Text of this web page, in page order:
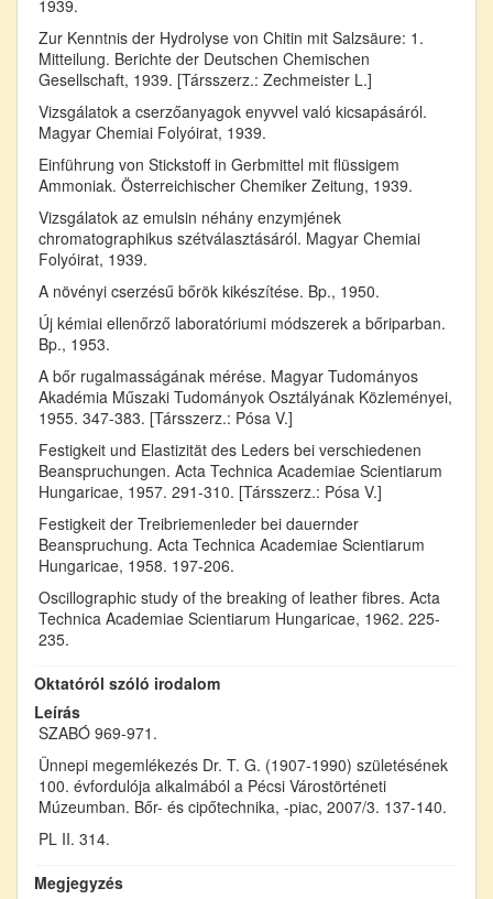
1939.
Zur Kenntnis der Hydrolyse von Chitin mit Salzsäure: 1.
Mitteilung. Berichte der Deutschen Chemischen
Gesellschaft, 1939. [Társszerz.: Zechmeister L.]
Vizsgálatok a cserzőanyagok enyvvel való kicsapásáról.
Magyar Chemiai Folyóirat, 1939.
Einführung von Stickstoff in Gerbmittel mit flüssigem
Ammoniak. Österreichischer Chemiker Zeitung, 1939.
Vizsgálatok az emulsin néhány enzymjének
chromatographikus szétválasztásáról. Magyar Chemiai
Folyóirat, 1939.
A növényi cserzésű bőrök kikészítése. Bp., 1950.
Új kémiai ellenőrző laboratóriumi módszerek a bőriparban.
Bp., 1953.
A bőr rugalmasságának mérése. Magyar Tudományos
Akadémia Műszaki Tudományok Osztályának Közleményei,
1955. 347-383. [Társszerz.: Pósa V.]
Festigkeit und Elastizität des Leders bei verschiedenen
Beanspruchungen. Acta Technica Academiae Scientiarum
Hungaricae, 1957. 291-310. [Társszerz.: Pósa V.]
Festigkeit der Treibriemenleder bei dauernder
Beanspruchung. Acta Technica Academiae Scientiarum
Hungaricae, 1958. 197-206.
Oscillographic study of the breaking of leather fibres. Acta
Technica Academiae Scientiarum Hungaricae, 1962. 225-
235.
Oktatóról szóló irodalom
Leírás
SZABÓ 969-971.
Ünnepi megemlékezés Dr. T. G. (1907-1990) születésének
100. évfordulója alkalmából a Pécsi Várostörténeti
Múzeumban. Bőr- és cipőtechnika, -piac, 2007/3. 137-140.
PL II. 314.
Megjegyzés